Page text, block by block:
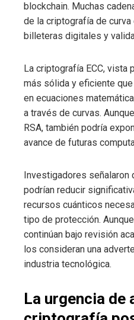
blockchain. Muchas
de la criptografía de
billeteras digitales y
La criptografía ECC, vista
más sólida y eficiente
en ecuaciones
a través de curvas.
RSA, también podría
avance de futuras
Investigadores señalaron
podrían reducir
recursos cuánticos
tipo de protección.
continúan bajo revisión
los consideran una
industria tecnológica.
La urgencia de